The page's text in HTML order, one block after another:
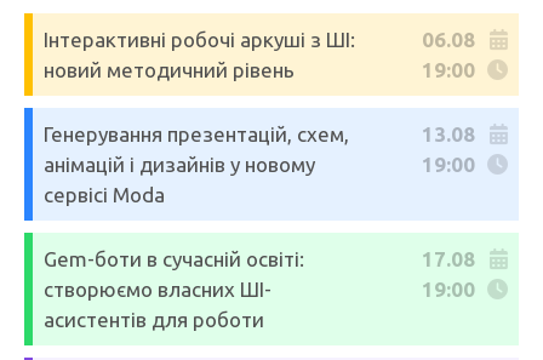
Інтерактивні робочі аркуші з ШІ:
новий методичний рівень
06.08
19:00
Генерування презентацій, схем,
анімацій і дизайнів у новому
сервісі Moda
13.08
19:00
Gem-боти в сучасній освіті:
створюємо власних ШІ-
асистентів для роботи
17.08
19:00